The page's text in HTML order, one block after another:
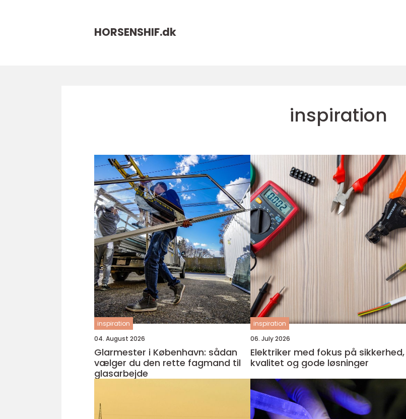
HORSENSHIF.dk
inspiration
inspiration
04. August 2026
Glarmester i København: sådan
vælger du den rette fagmand til
glasarbejde
inspiration
06. July 2026
Elektriker med fokus på sikkerhed,
kvalitet og gode løsninger